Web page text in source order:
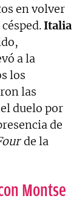
en volver
Italia
a la
los
las
duelo por
de
de la
Montse